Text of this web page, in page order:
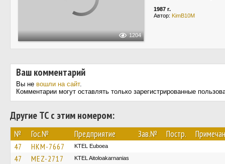
1204
1987 г.
Автор: KimB10M
Ваш комментарий
Вы не вошли на сайт.
Комментарии могут оставлять только зарегистрированные
Другие ТС с этим номером:
№ Гос.№ Предприятие Зав.№ Постр.
47 HKM-7667 ΚΤΕL Euboea
47 MEZ-2717 KTEL Aitoloakarnanias